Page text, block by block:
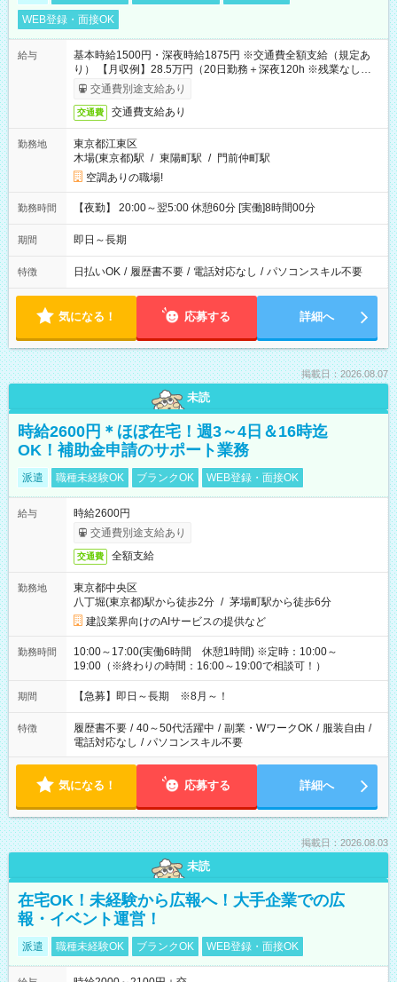
WEB登録・面接OK
給与
基本時給1500円・深夜時給1875円 ※交通費全額支給（規定あ
り） 【月収例】28.5万円（20日勤務＋深夜120h ※残業なしの場
合）交通費別途支給あり
交通費 交通費支給あり
勤務地
東京都江東区
木場(東京都)駅 / 東陽町駅 / 門前仲町駅
空調ありの職場!
勤務時間 【夜勤】 20:00～翌5:00 休憩60分 [実働]8時間00分
期間 即日～長期
特徴 日払いOK / 履歴書不要 / 電話対応なし / パソコンスキル不要
気になる！ 応募する 詳細へ
掲載日：2026.08.07
未読
時給2600円＊ほぼ在宅！週3～4日＆16時迄
OK！補助金申請のサポート業務
派遣 職種未経験OK ブランクOK WEB登録・面接OK
給与
時給2600円
交通費別途支給あり
交通費 全額支給
勤務地
東京都中央区
八丁堀(東京都)駅から徒歩2分 / 茅場町駅から徒歩6分
建設業界向けのAIサービスの提供など
勤務時間
10:00～17:00(実働6時間 休憩1時間) ※定時：10:00～
19:00（※終わりの時間：16:00～19:00で相談可！）
期間 【急募】即日～長期 ※8月～！
特徴 履歴書不要 / 40～50代活躍中 / 副業・WワークOK / 服装自由 /
電話対応なし / パソコンスキル不要
気になる！ 応募する 詳細へ
掲載日：2026.08.03
未読
在宅OK！未経験から広報へ！大手企業での広
報・イベント運営！
派遣 職種未経験OK ブランクOK WEB登録・面接OK